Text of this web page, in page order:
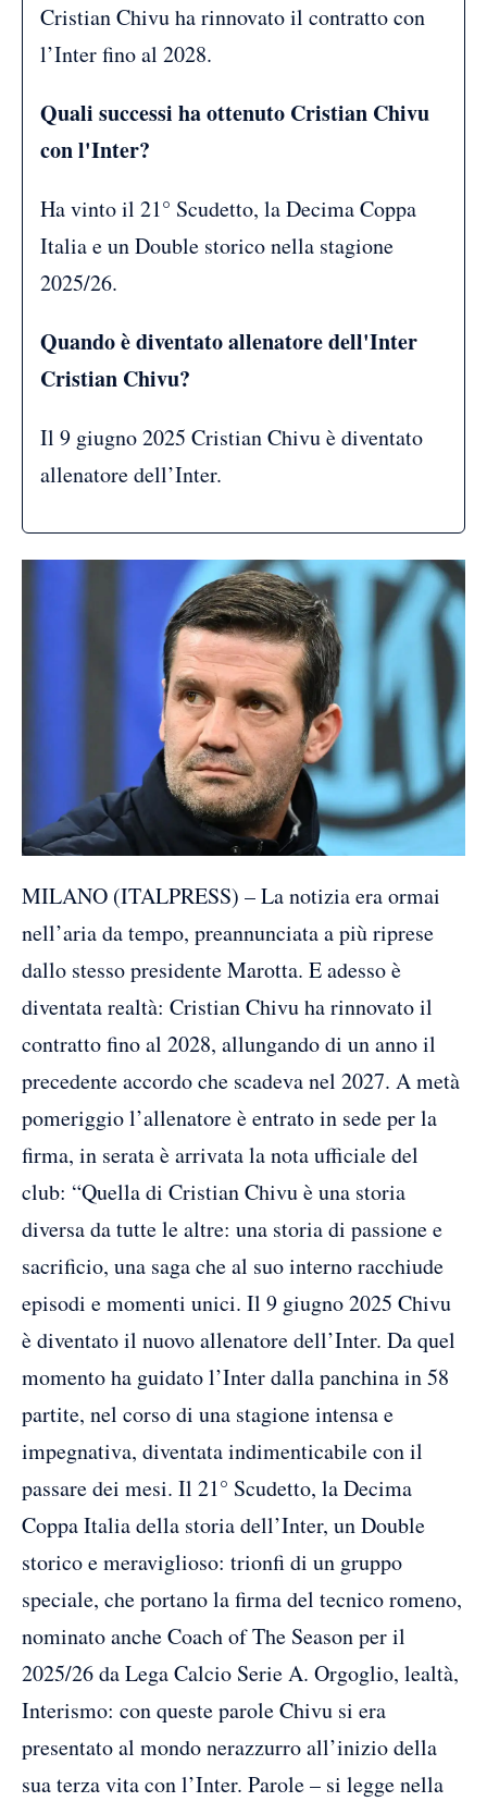
Cristian Chivu ha rinnovato il contratto con
l’Inter fino al 2028.
Quali successi ha ottenuto Cristian Chivu
con l'Inter?
Ha vinto il 21° Scudetto, la Decima Coppa
Italia e un Double storico nella stagione
2025/26.
Quando è diventato allenatore dell'Inter
Cristian Chivu?
Il 9 giugno 2025 Cristian Chivu è diventato
allenatore dell’Inter.
MILANO (ITALPRESS) – La notizia era ormai
nell’aria da tempo, preannunciata a più riprese
dallo stesso presidente Marotta. E adesso è
diventata realtà: Cristian Chivu ha rinnovato il
contratto fino al 2028, allungando di un anno il
precedente accordo che scadeva nel 2027. A metà
pomeriggio l’allenatore è entrato in sede per la
firma, in serata è arrivata la nota ufficiale del
club: “Quella di Cristian Chivu è una storia
diversa da tutte le altre: una storia di passione e
sacrificio, una saga che al suo interno racchiude
episodi e momenti unici. Il 9 giugno 2025 Chivu
è diventato il nuovo allenatore dell’Inter. Da quel
momento ha guidato l’Inter dalla panchina in 58
partite, nel corso di una stagione intensa e
impegnativa, diventata indimenticabile con il
passare dei mesi. Il 21° Scudetto, la Decima
Coppa Italia della storia dell’Inter, un Double
storico e meraviglioso: trionfi di un gruppo
speciale, che portano la firma del tecnico romeno,
nominato anche Coach of The Season per il
2025/26 da Lega Calcio Serie A. Orgoglio, lealtà,
Interismo: con queste parole Chivu si era
presentato al mondo nerazzurro all’inizio della
sua terza vita con l’Inter. Parole – si legge nella